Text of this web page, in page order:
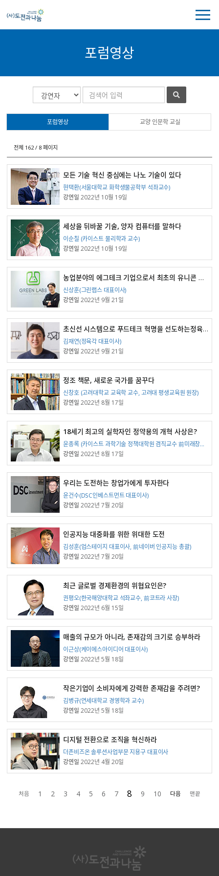
전
포럼영상
목
색
색
색
포럼영상 교양 인문학 교실
전체 162 / 8 페이지
모든 기술 혁신 중심에는 나노 기술이 있다
강연자
현택환(서울대학교 화학생물공학부 석좌교수)
강연일 2022년 10월 19일
세상을 뒤바꿀 기술, 양자 컴퓨터를 말하다
강연자
이순칠 (카이스트 물리학과 교수)
강연일 2022년 10월 19일
농업분야의 에그테크 기업으로서 최초의 유니콘 기업인 그린랩스
강연자
신상훈(그린랩스 대표이사)
강연일 2022년 9월 21일
초신선 시스템으로 푸드테크 혁명을 선도하는정육각
강연자
김재연(정육각 대표이사)
강연일 2022년 9월 21일
정조 책문, 새로운 국가를 꿈꾸다
강연자
신창호 (고려대학교 교육학 교수, 고려대 평생교육원 원장)
강연일 2022년 8월 17일
18세기 최고의 실학자인 정약용의 개혁 사상은?
강연자
윤종록 (카이스트 과학기술 정책대학원 겸직교수 前미래창조과학부 2차관, NIPA 원장)
강연일 2022년 8월 17일
우리는 도전하는 창업가에게 투자한다
강연자
윤건수(DSC인베스트먼트 대표이사)
강연일 2022년 7월 20일
인공지능 대중화를 위한 위대한 도전
강연자
김성훈(업스테이지 대표이사, 前네이버 인공지능 총괄)
강연일 2022년 7월 20일
최근 글로벌 경제환경의 위협요인은?
강연자
권평오(한국해양대학교 석좌교수, 前코트라 사장)
강연일 2022년 6월 15일
매출의 규모가 아니라, 존재감의 크기로 승부하라
강연자
이근상(케이에스아이디어 대표이사)
강연일 2022년 5월 18일
작은기업이 소비자에게 강력한 존재감을 주려면?
강연자
김병규(연세대학교 경영학과 교수)
강연일 2022년 5월 18일
디지털 전환으로 조직을 혁신하라
강연자
더존비즈온 솔루션사업부문 지용구 대표이사
강연일 2022년 4월 20일
처음 1 2 3 4 5 6 7 8 9 10 다음 맨끝